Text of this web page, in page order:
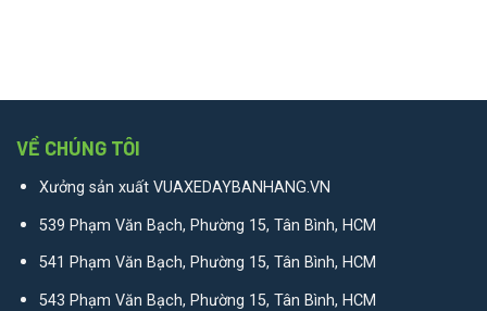
VỀ CHÚNG TÔI
Xưởng sản xuất VUAXEDAYBANHANG.VN
539 Phạm Văn Bạch, Phường 15, Tân Bình, HCM
541 Phạm Văn Bạch, Phường 15, Tân Bình, HCM
543 Phạm Văn Bạch, Phường 15, Tân Bình, HCM